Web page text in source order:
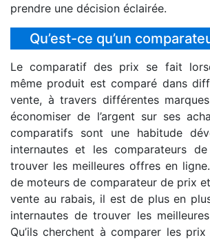
prendre une décision éclairée.
Qu’est-ce qu’un
Le comparatif des prix se fait
même produit est comparé dans
vente, à travers différentes
économiser de l’argent sur ses
comparatifs sont une habitude
internautes et les comparateurs
trouver les meilleures offres en
de moteurs de comparateur de prix
vente au rabais, il est de plus en
internautes de trouver les
Qu’ils cherchent à comparer les